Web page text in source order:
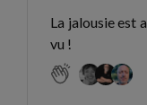
La jalousie est
vu !